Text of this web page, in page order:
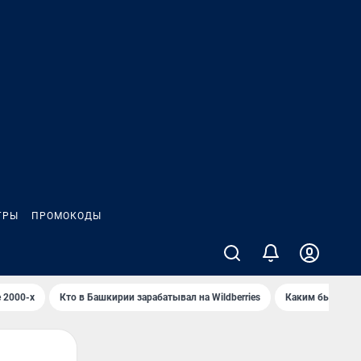
ПРОМОКОДЫ
2000-х Кто в Башкирии зарабатывал на Wildberries Каким было